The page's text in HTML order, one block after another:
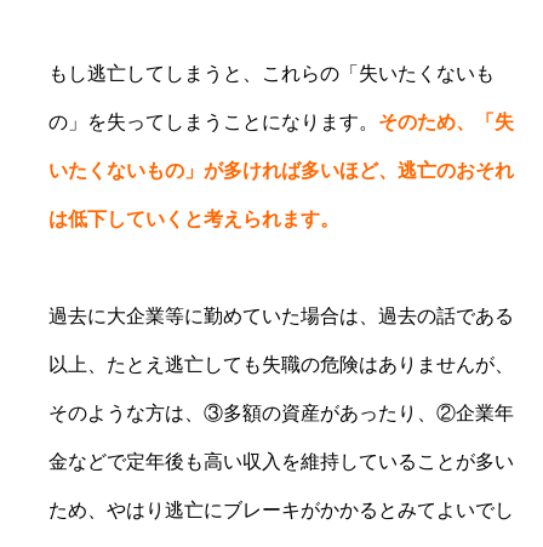
もし逃亡してしまうと、これらの「失いたくないも
の」を失ってしまうことになります。 そのため、「失
いたくないもの」が多ければ多いほど、逃亡のおそれ
は低下していくと考えられます。
過去に大企業等に勤めていた場合は、過去の話である
以上、たとえ逃亡しても失職の危険はありませんが、
そのような方は、③多額の資産があったり、②企業年
金などで定年後も高い収入を維持していることが多い
ため、やはり逃亡にブレーキがかかるとみてよいでし